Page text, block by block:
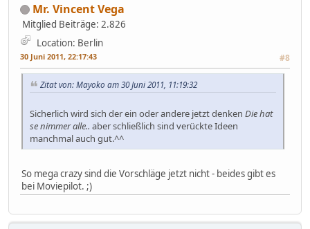
Mr. Vincent Vega
Mitglied Beiträge: 2.826
Location: Berlin
30 Juni 2011, 22:17:43 #8
Zitat von: Mayoko am 30 Juni 2011, 11:19:32
Sicherlich wird sich der ein oder andere jetzt denken Die hat
se nimmer alle.. aber schließlich sind verückte Ideen
manchmal auch gut.^^
So mega crazy sind die Vorschläge jetzt nicht - beides gibt es
bei Moviepilot. ;)